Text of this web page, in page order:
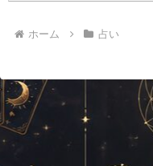
ホーム 占い